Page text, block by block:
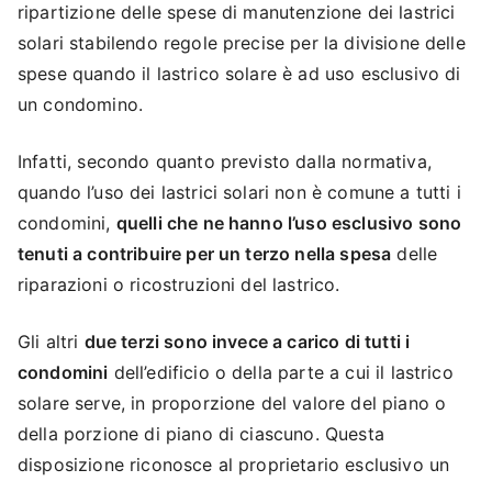
ripartizione delle spese di manutenzione dei lastrici
solari stabilendo regole precise per la divisione delle
spese quando il lastrico solare è ad uso esclusivo di
un condomino.
Infatti, secondo quanto previsto dalla normativa,
quando l’uso dei lastrici solari non è comune a tutti i
condomini, quelli che ne hanno l’uso esclusivo sono
tenuti a contribuire per un terzo nella spesa delle
riparazioni o ricostruzioni del lastrico.
Gli altri due terzi sono invece a carico di tutti i
condomini dell’edificio o della parte a cui il lastrico
solare serve, in proporzione del valore del piano o
della porzione di piano di ciascuno. Questa
disposizione riconosce al proprietario esclusivo un